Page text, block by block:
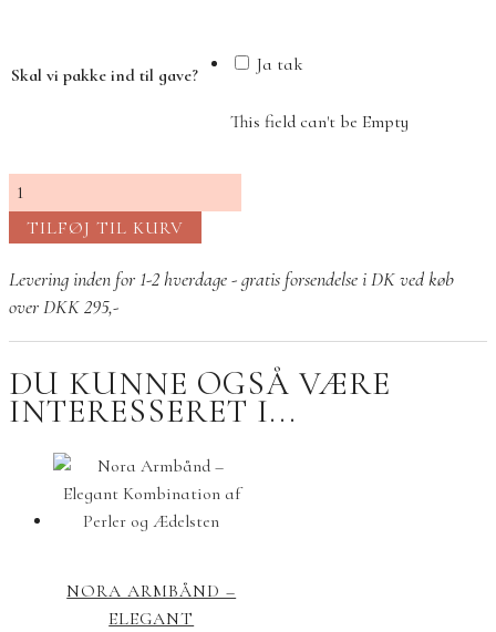
Skal vi pakke ind til gave? Ja tak
This field can't be Empty
Lucky
Charm
Armbånd
rosa
antal
TILFØJ TIL KURV
Levering inden for 1-2 hverdage - gratis forsendelse i DK ved køb
over DKK 295,-
DU KUNNE OGSÅ VÆRE
INTERESSERET I...
NORA ARMBÅND –
ELEGANT